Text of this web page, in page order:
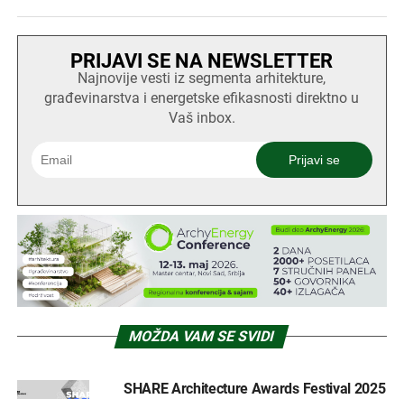
PRIJAVI SE NA NEWSLETTER
Najnovije vesti iz segmenta arhitekture,
građevinarstva i energetske efikasnosti direktno u
Vaš inbox.
MOŽDA VAM SE SVIDI
SHARE Architecture Awards Festival 2025